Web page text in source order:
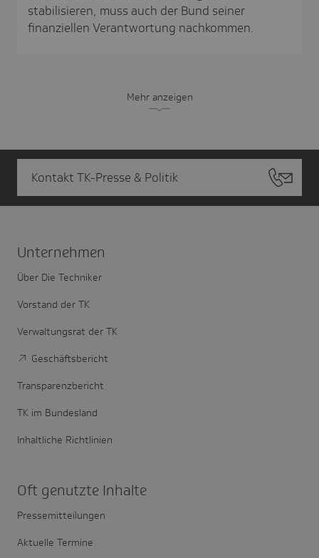
stabilisieren, muss auch der Bund seiner
finanziellen Verantwortung nachkommen.
Mehr anzeigen
Kontakt TK-Presse & Politik
Unter­nehmen
Über Die Techniker
Vorstand der TK
Verwaltungsrat der TK
Geschäftsbericht
Transparenzbericht
TK im Bundesland
Inhaltliche Richtlinien
Oft genutzte Inhalte
Pressemitteilungen
Aktuelle Termine